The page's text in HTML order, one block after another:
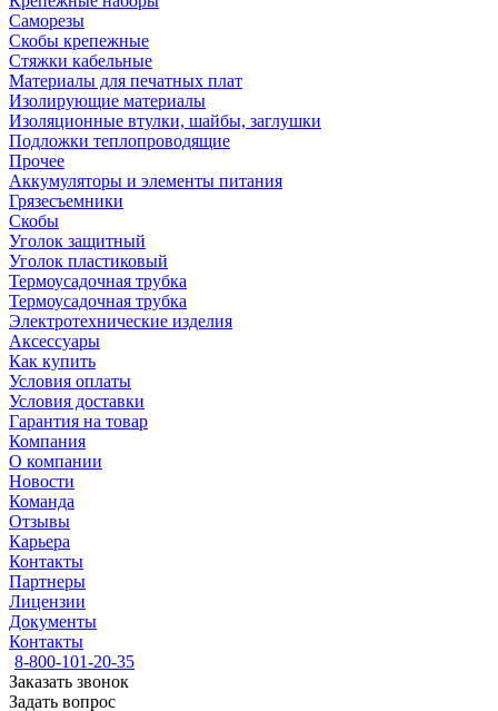
Саморезы
Скобы крепежные
Стяжки кабельные
Материалы для печатных плат
Изолирующие материалы
Изоляционные втулки, шайбы, заглушки
Подложки теплопроводящие
Прочее
Аккумуляторы и элементы питания
Грязесъемники
Скобы
Уголок защитный
Уголок пластиковый
Термоусадочная трубка
Термоусадочная трубка
Электротехнические изделия
Аксессуары
Как купить
Условия оплаты
Условия доставки
Гарантия на товар
Компания
О компании
Новости
Команда
Отзывы
Карьера
Контакты
Партнеры
Лицензии
Документы
Контакты
8-800-101-20-35
Заказать звонок
Задать вопрос